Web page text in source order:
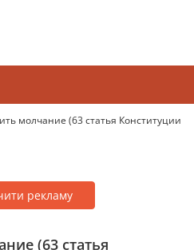
молчание (63 статья Конституции
рекламу
(63 статья